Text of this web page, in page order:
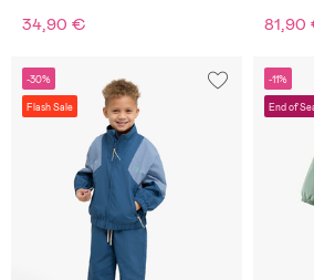
34,90 € 81,90
-30%
Flash Sale
-11%
End of